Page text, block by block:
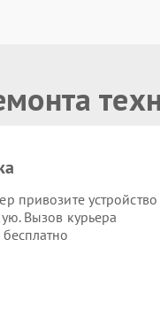
привозите устройство
Вызов курьера